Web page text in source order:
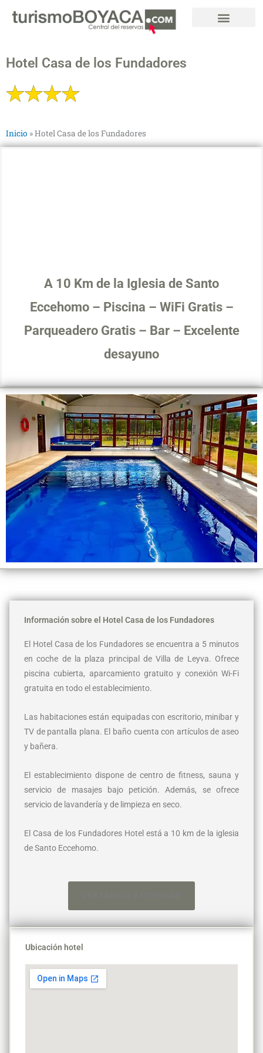
Hotel Casa de los Fundadores
Inicio »Hotel Casa de los Fundadores
A 10 Km de la Iglesia de Santo
Eccehomo – Piscina – WiFi Gratis –
Parqueadero Gratis – Bar – Excelente
desayuno
Información sobre el Hotel Casa de los Fundadores
El Hotel Casa de los Fundadores se encuentra a 5 minutos
en coche de la plaza principal de Villa de Leyva. Ofrece
piscina cubierta, aparcamiento gratuito y conexión Wi-Fi
gratuita en todo el establecimiento.
Las habitaciones están equipadas con escritorio, minibar y
TV de pantalla plana. El baño cuenta con artículos de aseo
y bañera.
El establecimiento dispone de centro de fitness, sauna y
servicio de masajes bajo petición. Además, se ofrece
servicio de lavandería y de limpieza en seco.
El Casa de los Fundadores Hotel está a 10 km de la iglesia
de Santo Eccehomo.
Ubicación hotel